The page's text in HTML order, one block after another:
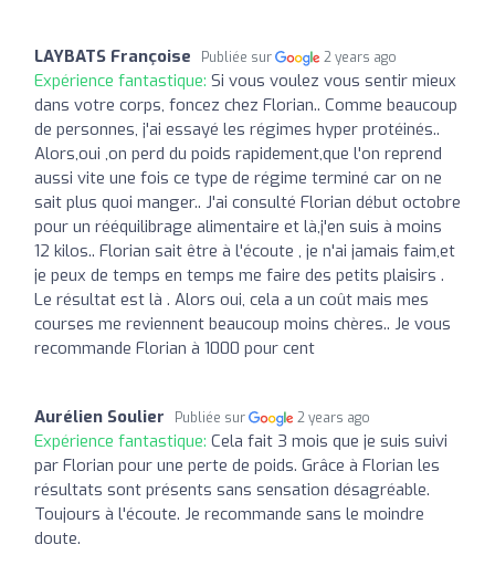
LAYBATS Françoise Publiée sur 2 years ago
Expérience fantastique: Si vous voulez vous sentir mieux
dans votre corps, foncez chez Florian.. Comme beaucoup
de personnes, j'ai essayé les régimes hyper protéinés..
Alors,oui ,on perd du poids rapidement,que l'on reprend
aussi vite une fois ce type de régime terminé car on ne
sait plus quoi manger.. J'ai consulté Florian début octobre
pour un rééquilibrage alimentaire et là,j'en suis à moins
12 kilos.. Florian sait être à l'écoute , je n'ai jamais faim,et
je peux de temps en temps me faire des petits plaisirs .
Le résultat est là . Alors oui, cela a un coût mais mes
courses me reviennent beaucoup moins chères.. Je vous
recommande Florian à 1000 pour cent
Aurélien Soulier Publiée sur 2 years ago
Expérience fantastique: Cela fait 3 mois que je suis suivi
par Florian pour une perte de poids. Grâce à Florian les
résultats sont présents sans sensation désagréable.
Toujours à l'écoute. Je recommande sans le moindre
doute.